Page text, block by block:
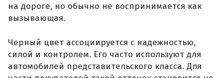
на дороге, но обычно не воспринимается как
вызывающая.
Черный цвет ассоциируется с надежностью,
силой и контролем. Его часто используют для
автомобилей представительского класса. Для